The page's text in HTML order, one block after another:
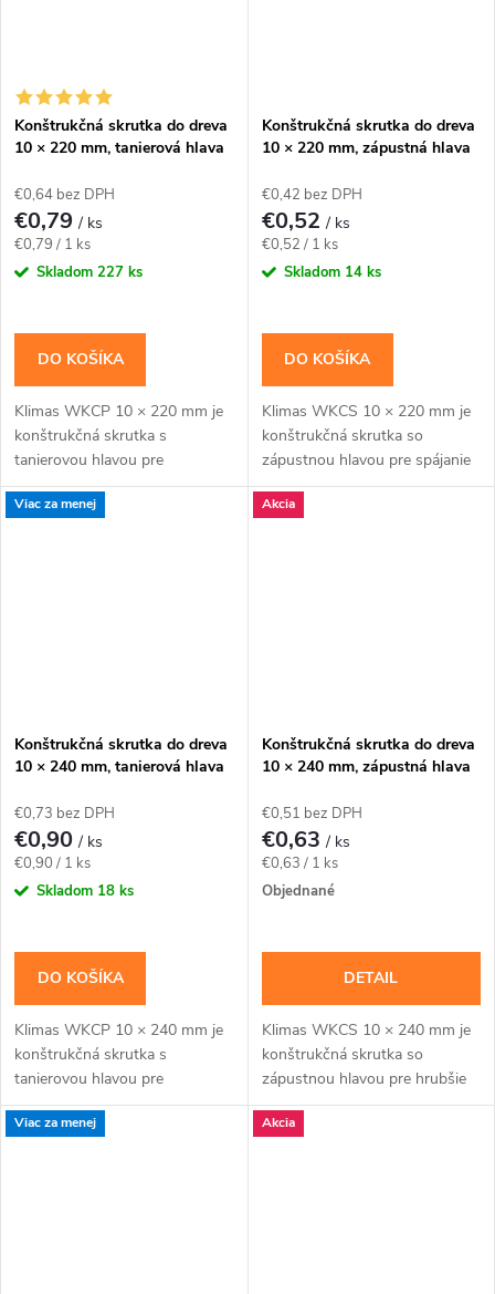
Konštrukčná skrutka do dreva
10 × 220 mm, tanierová hlava
€0,64 bez DPH
€0,79/ ks
Jednotková
cena:
€0,79 / 1 ks
Skladom 227 ks
DO KOŠÍKA
Klimas WKCP 10 × 220 mm je
konštrukčná skrutka s
tanierovou hlavou pre
masívnejšie drevené prvky a
konštrukčné spoje navrhnuté
Konštrukčná skrutka do dreva
10 × 220 mm, zápustná hlava
€0,42 bez DPH
€0,52/ ks
Jednotková
cena:
€0,52 / 1 ks
Skladom 14 ks
DO KOŠÍKA
Klimas WKCS 10 × 220 mm je
konštrukčná skrutka so
zápustnou hlavou pre spájanie
hranolov, krokiev a drevených
rámov so zapustenou hlavou.
Viac za menej
Konštrukčná skrutka do dreva
10 × 240 mm, tanierová hlava
€0,73 bez DPH
€0,90/ ks
Jednotková
cena:
€0,90 / 1 ks
Skladom 18 ks
DO KOŠÍKA
Klimas WKCP 10 × 240 mm je
konštrukčná skrutka s
tanierovou hlavou pre
masívnejšie drevené prvky a
konštrukčné spoje navrhnuté
Akcia
Konštrukčná skrutka do dreva
10 × 240 mm, zápustná hlava
€0,51 bez DPH
€0,63/ ks
Jednotková
cena:
€0,63 / 1 ks
Objednané
DETAIL
Klimas WKCS 10 × 240 mm je
konštrukčná skrutka so
zápustnou hlavou pre hrubšie
trámy, krokvy a viacvrstvové
drevené zostavy, kde má hlava
Viac za menej Akcia